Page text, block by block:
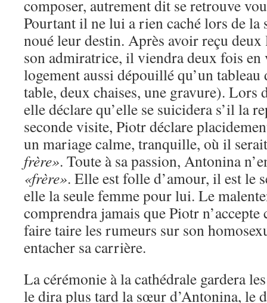
composer, autrement dit se retrouve
Pourtant il ne lui a rien caché lors de la
noué leur destin. Après avoir reçu deux
son admiratrice, il viendra deux fois en
logement aussi dépouillé qu’un
table, deux chaises, une gravure). Lors
elle déclare qu’elle se suicidera s’il la
seconde visite, Piotr déclare
un mariage calme, tranquille, où il
frère». Toute à sa passion, Antonina
«frère». Elle est folle d’amour, il est le
elle la seule femme pour lui. Le
comprendra jamais que Piotr
faire taire les rumeurs sur son
entacher sa carrière.
La cérémonie à la cathédrale gardera
le dira plus tard la sœur d’Antonina, le